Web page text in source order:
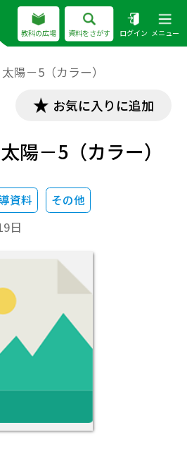
教科の広場 資料をさがす ログイン メニュー
陽－5（カラー）
お気に入りに追加
陽－5（カラー）
資料 その他
日